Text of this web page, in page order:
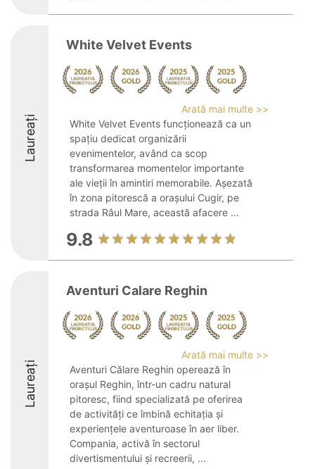
Laureați
White Velvet Events
Arată mai multe >>
White Velvet Events funcționează ca un
spațiu dedicat organizării
evenimentelor, având ca scop
transformarea momentelor importante
ale vieții în amintiri memorabile. Așezată
în zona pitorescă a orașului Cugir, pe
strada Râul Mare, această afacere ...
9.8
Laureați
Aventuri Calare Reghin
Arată mai multe >>
Aventuri Călare Reghin operează în
orașul Reghin, într-un cadru natural
pitoresc, fiind specializată pe oferirea
de activități ce îmbină echitația și
experiențele aventuroase în aer liber.
Compania, activă în sectorul
divertismentului și recreerii, ...